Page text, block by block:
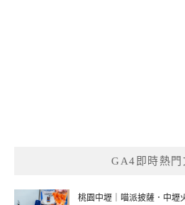
GA4即時熱門
桃園中壢｜喵派披薩．中壢